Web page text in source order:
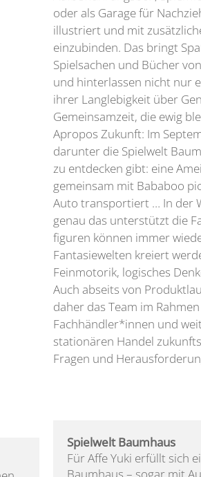
oder als Garage für
illustriert und mit
einzubinden. Das bringt
Spielsachen und Bücher
und hinterlassen nicht nur
ihrer Langlebigkeit über
Gemeinsamzeit, die ewig
Apropos Zukunft: Im
darunter die Spielwelt
zu entdecken gibt: eine
gemeinsam mit Bababoo
Auto transportiert … In der
genau das unterstützt die
figuren können immer
Fantasiewelten kreiert
Feinmotorik, logisches
Auch abseits von
daher das Team im
Fachhändler*innen und
stationären Handel
Fragen und
Spielwelt Baumhaus
Für Affe Yuki erfüllt sich